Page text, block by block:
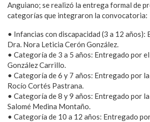
Anguiano; se realizó la entrega formal de
categorías que integraron la convocatoria:
• Infancias con discapacidad (3 a 12 años):
Dra. Nora Leticia Cerón González.
• Categoría de 3 a 5 años: Entregado por
González Carrillo.
• Categoría de 6 y 7 años: Entregado por
Rocío Cortés Pastrana.
• Categoría de 8 y 9 años: Entregado por
Salomé Medina Montaño.
• Categoría de 10 a 12 años: Entregado